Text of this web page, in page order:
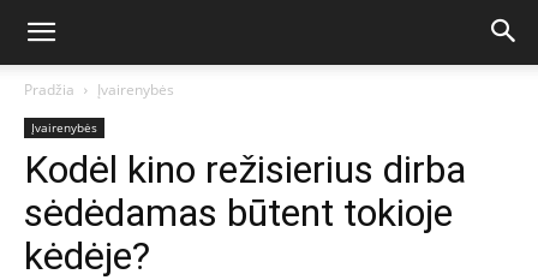
Pradžia Įvairenybės
Įvairenybės
Kodėl kino režisierius dirba
sėdėdamas būtent tokioje
kėdėje?